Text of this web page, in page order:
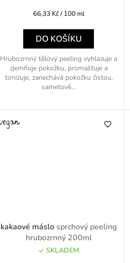
Měrná
66,33 Kč / 100 ml
DO KOŠÍKU
Hrubozrnný tělový peeling vyhlazuje a
zjemňuje pokožku, promašťuje a
tonizuje, zanechává pokožku čistou,
sametově...
kakaové máslo sprchový peeling
hrubozrnný 200ml
SKLADEM